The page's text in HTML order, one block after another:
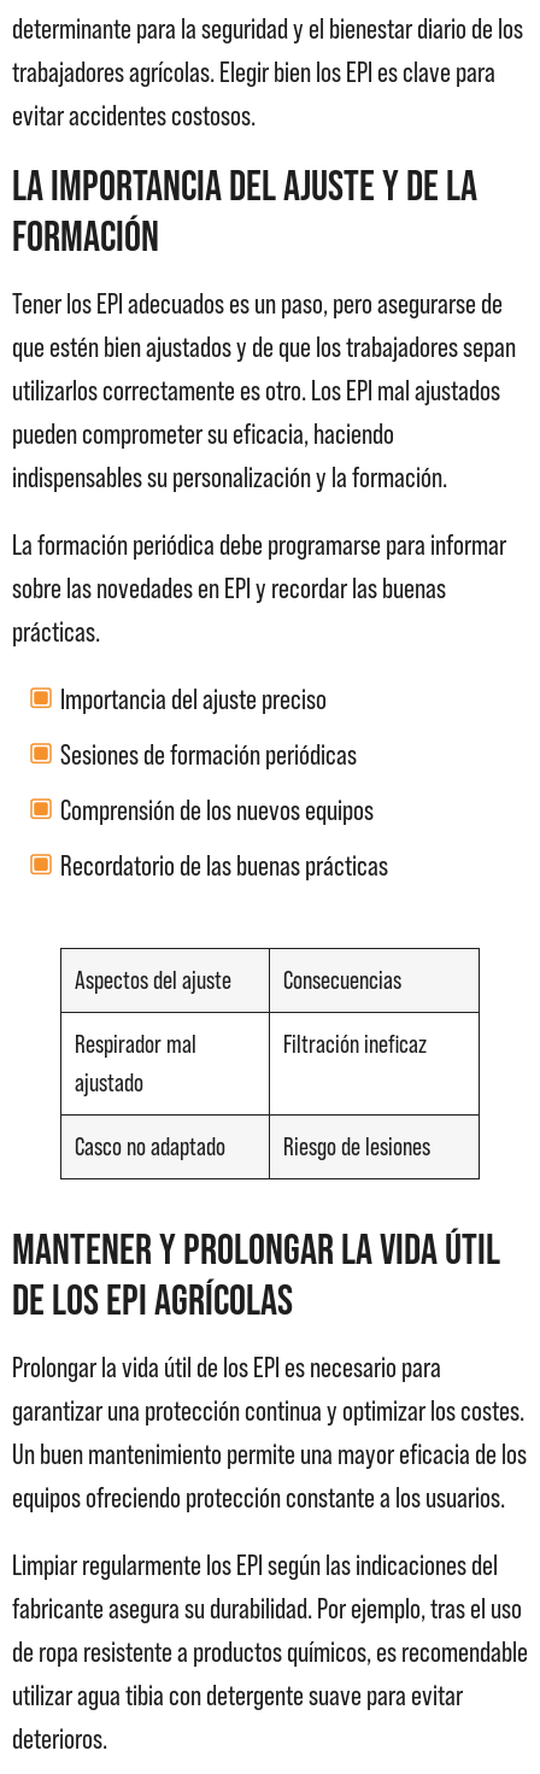
determinante para la seguridad y el bienestar diario de los
trabajadores agrícolas. Elegir bien los EPI es clave para
evitar accidentes costosos.
La importancia del ajuste y de la
formación
Tener los EPI adecuados es un paso, pero asegurarse de
que estén bien ajustados y de que los trabajadores sepan
utilizarlos correctamente es otro. Los EPI mal ajustados
pueden comprometer su eficacia, haciendo
indispensables su personalización y la formación.
La formación periódica debe programarse para informar
sobre las novedades en EPI y recordar las buenas
prácticas.
Importancia del ajuste preciso
Sesiones de formación periódicas
Comprensión de los nuevos equipos
Recordatorio de las buenas prácticas
Aspectos del ajuste Consecuencias
Respirador mal
ajustado
Filtración ineficaz
Casco no adaptado Riesgo de lesiones
Mantener y prolongar la vida útil
de los EPI agrícolas
Prolongar la vida útil de los EPI es necesario para
garantizar una protección continua y optimizar los costes.
Un buen mantenimiento permite una mayor eficacia de los
equipos ofreciendo protección constante a los usuarios.
Limpiar regularmente los EPI según las indicaciones del
fabricante asegura su durabilidad. Por ejemplo, tras el uso
de ropa resistente a productos químicos, es recomendable
utilizar agua tibia con detergente suave para evitar
deterioros.